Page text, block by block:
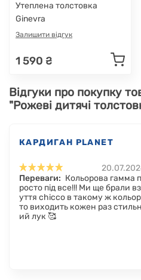
Утеплена толстовка
Ginevra
Залишити відгук
1 590 ₴
Відгуки про покупку
"Рожеві дитячі
КАРДИГАН PLANET
Переваги: Кольорова гамма п
росто під все!!! Ми ще брали вз
уття chicco в такому ж
то виходить кожен раз стильн
ий лук 🥰